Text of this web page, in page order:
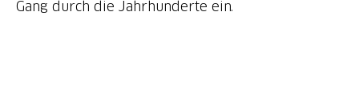
Gang durch die Jahrhunderte ein.